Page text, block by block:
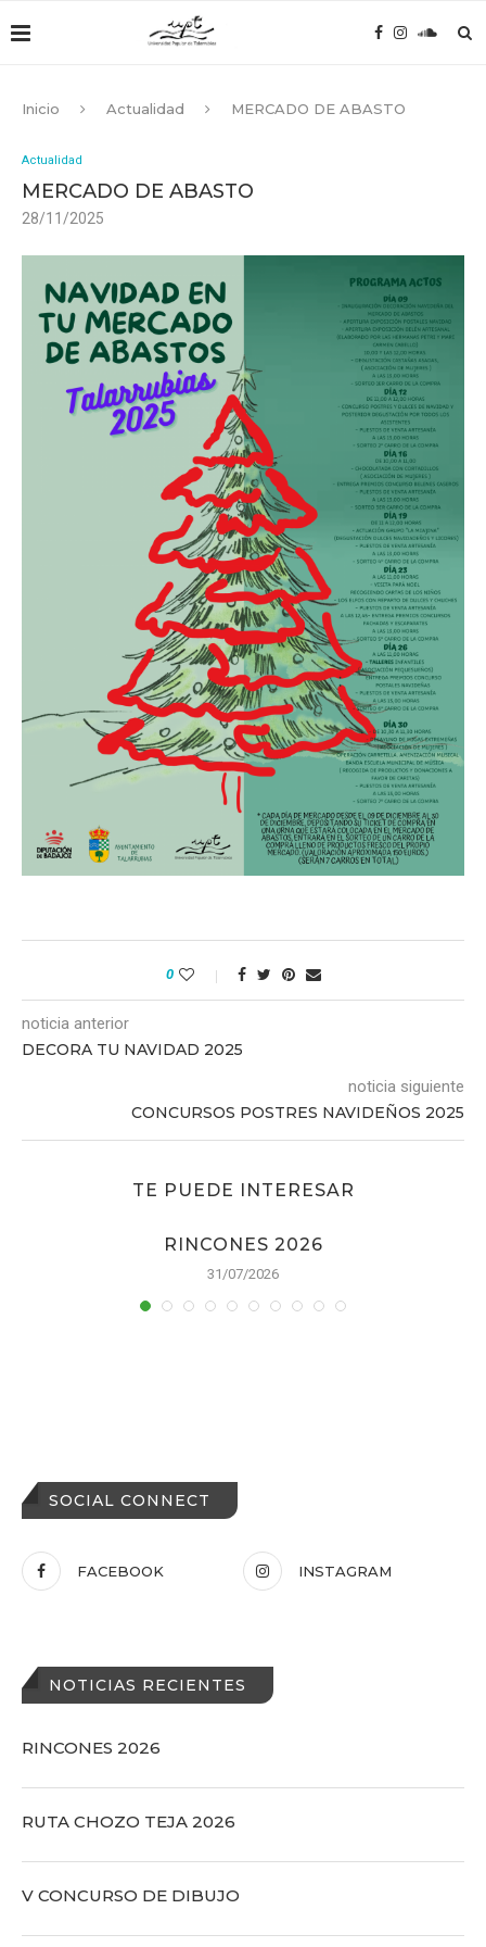
Inicio Actualidad MERCADO DE ABASTO
Actualidad
MERCADO DE ABASTO
28/11/2025
0
noticia anterior
DECORA TU NAVIDAD 2025
noticia siguiente
CONCURSOS POSTRES NAVIDEÑOS 2025
TE PUEDE INTERESAR
RINCONES 2026
31/07/2026
SOCIAL CONNECT
FACEBOOK INSTAGRAM
NOTICIAS RECIENTES
RINCONES 2026
RUTA CHOZO TEJA 2026
V CONCURSO DE DIBUJO